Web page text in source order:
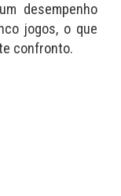
desempenho
jogos, o que
confronto.